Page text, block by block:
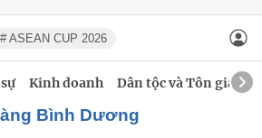
# ASEAN CUP 2026
Kinh doanh Dân tộc và Tôn giáo
Bình Dương